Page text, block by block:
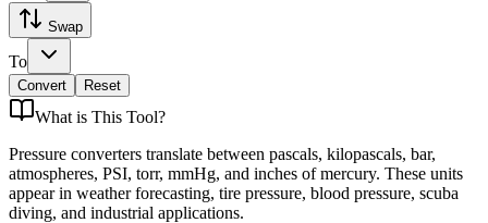
Swap
To
Convert Reset
What is This Tool?
Pressure converters translate between pascals, kilopascals, bar,
atmospheres, PSI, torr, mmHg, and inches of mercury. These units
appear in weather forecasting, tire pressure, blood pressure, scuba
diving, and industrial applications.